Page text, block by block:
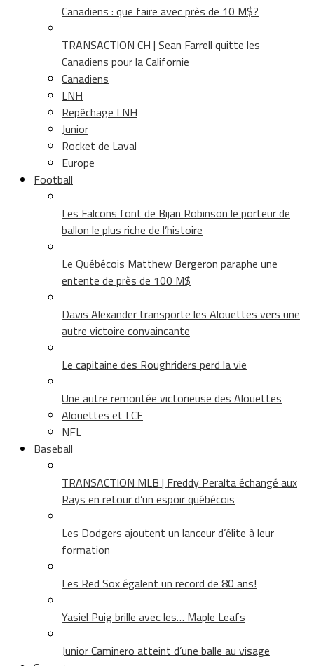
Canadiens : que faire avec près de 10 M$?
TRANSACTION CH | Sean Farrell quitte les
Canadiens pour la Californie
Canadiens
LNH
Repêchage LNH
Junior
Rocket de Laval
Europe
Football
Les Falcons font de Bijan Robinson le porteur de
ballon le plus riche de l’histoire
Le Québécois Matthew Bergeron paraphe une
entente de près de 100 M$
Davis Alexander transporte les Alouettes vers une
autre victoire convaincante
Le capitaine des Roughriders perd la vie
Une autre remontée victorieuse des Alouettes
Alouettes et LCF
NFL
Baseball
TRANSACTION MLB | Freddy Peralta échangé aux
Rays en retour d’un espoir québécois
Les Dodgers ajoutent un lanceur d’élite à leur
formation
Les Red Sox égalent un record de 80 ans!
Yasiel Puig brille avec les… Maple Leafs
Junior Caminero atteint d’une balle au visage